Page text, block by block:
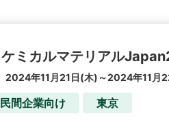
ケミカルマテリアル
2024年11月21日(木)～2024年11月
民間企業向け 東京